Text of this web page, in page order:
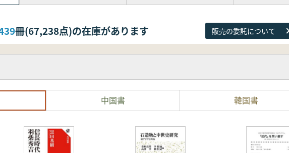
冊(67,238点)の在庫があります 販売の委託について
中国書 韓国書